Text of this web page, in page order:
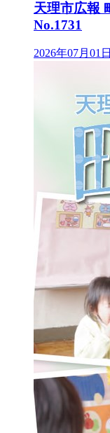
天理市広報
No.1731
2026年07月01日